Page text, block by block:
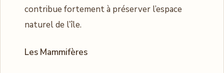
contribue fortement à préserver l’espace
naturel de l’île.
Les Mammifères